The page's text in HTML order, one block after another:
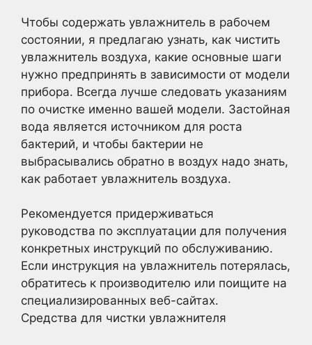
Чтобы содержать увлажнитель в рабочем
состоянии, я предлагаю узнать, как чистить
увлажнитель воздуха, какие основные шаги
нужно предпринять в зависимости от модели
прибора. Всегда лучше следовать указаниям
по очистке именно вашей модели. Застойная
вода является источником для роста
бактерий, и чтобы бактерии не
выбрасывались обратно в воздух надо знать,
как работает увлажнитель воздуха.
Рекомендуется придерживаться
руководства по эксплуатации для получения
конкретных инструкций по обслуживанию.
Если инструкция на увлажнитель потерялась,
обратитесь к производителю или поищите на
специализированных веб-сайтах.
Средства для чистки увлажнителя